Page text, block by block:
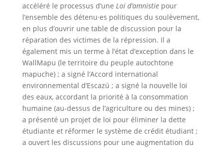
accéléré le processus d’une Loi d’amnistiepour
l’ensemble des détenu·es politiques du soulèvement,
en plus d’ouvrir une table de discussion pour la
réparation des victimes de la répression. Il a
également mis un terme à l’état d’exception dans le
WallMapu (le territoire du peuple autochtone
mapuche) ; a signé l’Accord international
environnemental d’Escazú ; a signé la nouvelle loi
des eaux, accordant la priorité à la consommation
humaine (au-dessus de l’agriculture ou des mines) ;
a présenté un projet de loi pour éliminer la dette
étudiante et réformer le système de crédit étudiant ;
a ouvert les discussions pour une augmentation du